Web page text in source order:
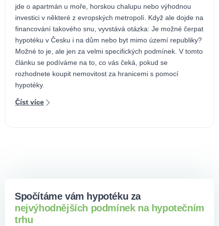
jde o apartmán u moře, horskou chalupu nebo výhodnou
investici v některé z evropských metropolí. Když ale dojde na
financování takového snu, vyvstává otázka: Je možné čerpat
hypotéku v Česku i na dům nebo byt mimo území republiky?
Možné to je, ale jen za velmi specifických podmínek. V tomto
článku se podíváme na to, co vás čeká, pokud se
rozhodnete koupit nemovitost za hranicemi s pomocí
hypotéky.
Číst více
Spočítáme vám hypotéku za
nejvýhodnějších podmínek na hypotečním
trhu